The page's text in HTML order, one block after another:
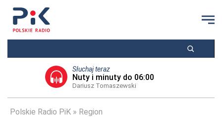
Słuchaj teraz
Nuty i minuty do 06:00
Dariusz Tomaszewski
Polskie Radio PiK Region